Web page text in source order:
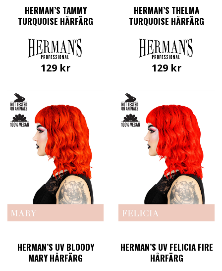
HERMAN’S TAMMY
TURQUOISE HÅRFÄRG
129 kr
HERMAN’S THELMA
TURQUOISE HÅRFÄRG
129 kr
HERMAN’S UV BLOODY
MARY HÅRFÄRG
HERMAN’S UV FELICIA FIRE
HÅRFÄRG